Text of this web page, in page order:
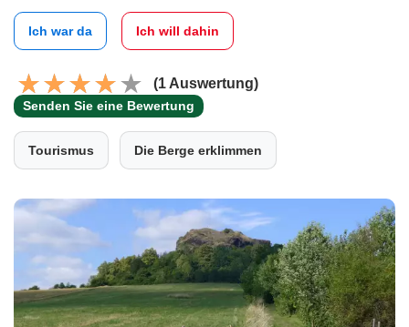
Ich war da Ich will dahin
(1 Auswertung)
Senden Sie eine Bewertung
Tourismus Die Berge erklimmen